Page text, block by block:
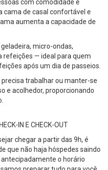
com comodidade e
cama de casal confortável e
aumenta a capacidade de
micro-ondas,
refeições — ideal para quem
após um dia de passeios.
precisa trabalhar ou manter-se
e acolhedor, proporcionando
IN E CHECK-OUT
chegar a partir das 9h, é
que não haja hóspedes saindo
o horário